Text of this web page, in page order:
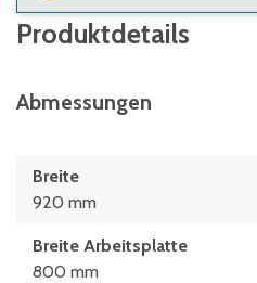
Produktdetails
Abmessungen
Breite
920 mm
Breite Arbeitsplatte
800 mm